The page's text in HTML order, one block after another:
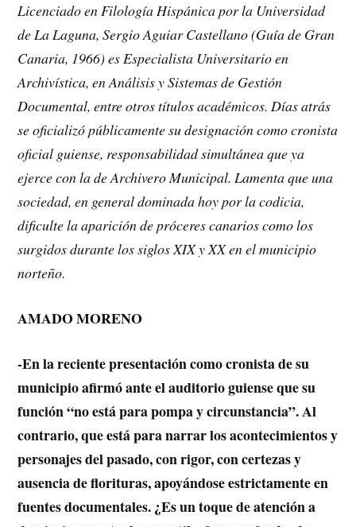
Licenciado en Filología Hispánica por la Universidad
de La Laguna, Sergio Aguiar Castellano (Guía de Gran
Canaria, 1966) es Especialista Universitario en
Archivística, en Análisis y Sistemas de Gestión
Documental, entre otros títulos académicos. Días atrás
se oficializó públicamente su designación como cronista
oficial guiense, responsabilidad simultánea que ya
ejerce con la de Archivero Municipal. Lamenta que una
sociedad, en general dominada hoy por la codicia,
dificulte la aparición de próceres canarios como los
surgidos durante los siglos XIX y XX en el municipio
norteño.
AMADO MORENO
-En la reciente presentación como cronista de su
municipio afirmó ante el auditorio guiense que su
función “no está para pompa y circunstancia”. Al
contrario, que está para narrar los acontecimientos y
personajes del pasado, con rigor, con certezas y
ausencia de florituras, apoyándose estrictamente en
fuentes documentales. ¿Es un toque de atención a